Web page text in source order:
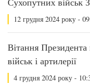
12 грудня 2024 року -
Вітання
військ і артилерії
4 грудня 2024 року -